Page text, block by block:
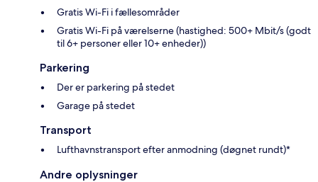
Gratis Wi-Fi i fællesområder
Gratis Wi-Fi på værelserne (hastighed: 500+ Mbit/s (godt
til 6+ personer eller 10+ enheder))
Parkering
Der er parkering på stedet
Garage på stedet
Transport
Lufthavnstransport efter anmodning (døgnet rundt)*
Andre oplysninger